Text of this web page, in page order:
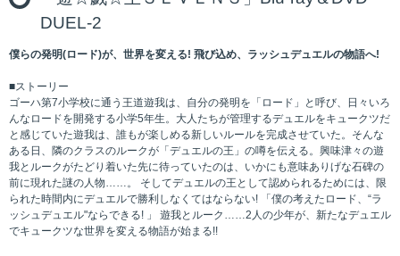
DUEL-2
僕らの発明(ロード)が、世界を変える! 飛び込め、ラッシュデュエルの物語へ!
■ストーリー
ゴーハ第7小学校に通う王道遊我は、自分の発明を「ロード」と呼び、日々いろ
んなロードを開発する小学5年生。大人たちが管理するデュエルをキュークツだ
と感じていた遊我は、誰もが楽しめる新しいルールを完成させていた。そんな
ある日、隣のクラスのルークが「デュエルの王」の噂を伝える。興味津々の遊
我とルークがたどり着いた先に待っていたのは、いかにも意味ありげな石碑の
前に現れた謎の人物……。 そしてデュエルの王として認められるためには、限
られた時間内にデュエルで勝利しなくてはならない! 「僕の考えたロード、“ラ
ッシュデュエル"ならできる! 」 遊我とルーク……2人の少年が、新たなデュエル
でキュークツな世界を変える物語が始まる!!